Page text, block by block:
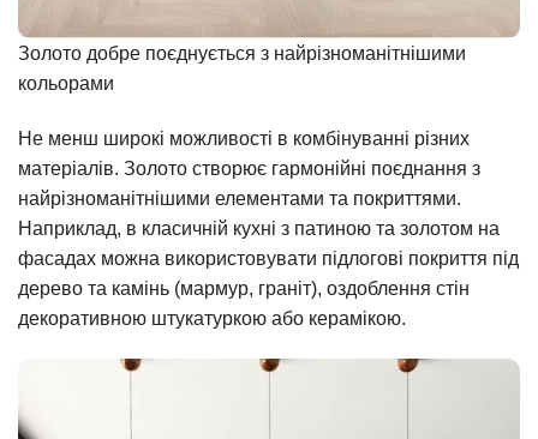
Золото добре поєднується з найрізноманітнішими
кольорами
Не менш широкі можливості в комбінуванні різних
матеріалів. Золото створює гармонійні поєднання з
найрізноманітнішими елементами та покриттями.
Наприклад, в класичній кухні з патиною та золотом на
фасадах можна використовувати підлогові покриття під
дерево та камінь (мармур, граніт), оздоблення стін
декоративною штукатуркою або керамікою.